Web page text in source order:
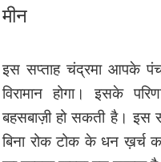
मीन
इस सप्ताह चंद्रमा आपके
विरामान होगा। इसके
बहसबाज़ी हो सकती है। इस
बिना रोक टोक के धन ख़र्च